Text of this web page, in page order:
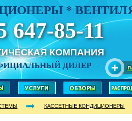
*
647-85-11
КОМПАНИЯ
ДИЛЕР
КАССЕТНЫЕ КОНДИЦИОНЕРЫ